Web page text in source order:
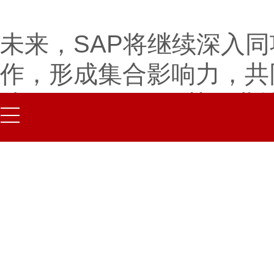
未来，SAP将继续深入
作，形成集合影响力，
地，把 SAP 的智慧农业